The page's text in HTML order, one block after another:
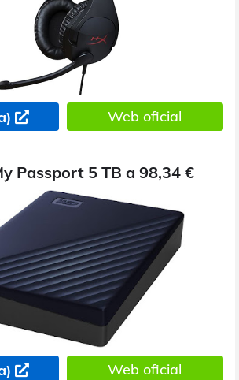
Web oficial
Passport 5 TB a 98,34 €
Web oficial